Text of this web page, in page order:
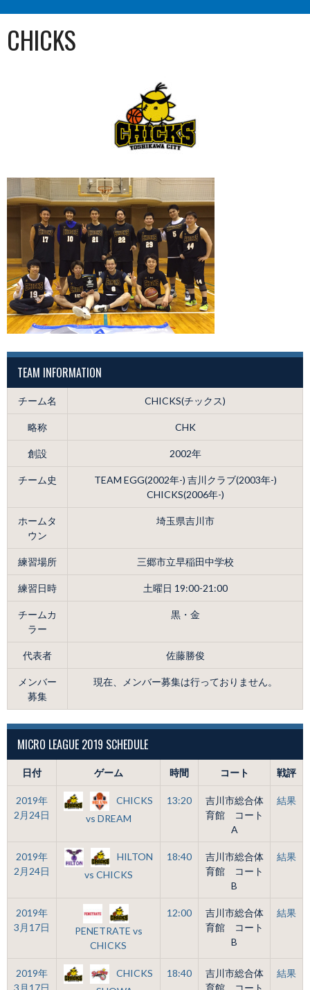
CHICKS
TEAM INFORMATION
チーム名 CHICKS(チックス)
略称 CHK
創設 2002年
チーム史
TEAM EGG(2002年-) 吉川クラブ(2003年-)
CHICKS(2006年-)
ホームタ
ウン
埼玉県吉川市
練習場所 三郷市立早稲田中学校
練習日時 土曜日 19:00-21:00
チームカ
ラー
黒・金
代表者 佐藤勝俊
メンバー
募集
現在、メンバー募集は行っておりません。
MICRO LEAGUE 2019 SCHEDULE
日付 ゲーム 時間 コート 戦評
2019年
2月24日
CHICKS
vs DREAM
13:20
吉川市総合体
育館 コート
A
結果
2019年
2月24日
HILTON
vs CHICKS
18:40
吉川市総合体
育館 コート
B
結果
2019年
3月17日
PENETRATE vs
CHICKS
12:00
吉川市総合体
育館 コート
B
結果
2019年
3月17日
CHICKS
18:40
吉川市総合体
育館 コート
結果